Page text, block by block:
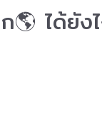
🌎 ได้ยัง